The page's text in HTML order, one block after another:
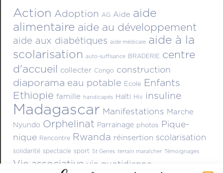
Action Adoption AG Aide aide
alimentaire aide au développement
aide aux diabétiques aide médicale aide à la
scolarisation auto-suffisance BRADERIE centre
d'accueil collecter Congo construction
diaporama eau potable Ecole Enfants
Ethiopie famille handicapés Haïti Hiv insuline
Madagascar Manifestations Marche
Nyundo Orphelinat Parrainage photos Pique-
nique Rencontre Rwanda réinsertion scolarisation
solidarité spectacle sport St Genes terrain maraîcher Témoignages
Vie associative vie quotidienne